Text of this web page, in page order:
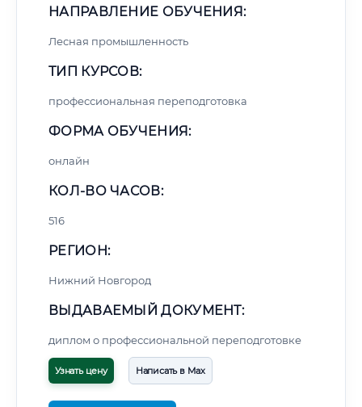
НАПРАВЛЕНИЕ ОБУЧЕНИЯ:
Лесная промышленность
ТИП КУРСОВ:
профессиональная переподготовка
ФОРМА ОБУЧЕНИЯ:
онлайн
КОЛ-ВО ЧАСОВ:
516
РЕГИОН:
Нижний Новгород
ВЫДАВАЕМЫЙ ДОКУМЕНТ:
диплом о профессиональной переподготовке
Узнать цену Написать в Max